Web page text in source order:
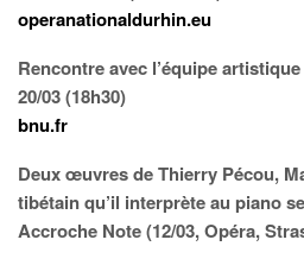
operanationaldurhin.eu
Rencontre avec l’équipe
20/03 (18h30)
bnu.fr
Deux œuvres de Thierry Pécou,
tibétain qu’il interprète au piano
Accroche Note (12/03, Opéra,